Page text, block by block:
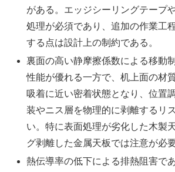
がある。エッジシーリングテープ
処理が必須であり、追加の作業工
する点は設計上の制約である。
裏面の高い静摩擦係数による移動
性能が優れる一方で、机上面の材
吸着に近い密着状態となり、位置
装やニス層を物理的に剥離するリ
い。特に表面処理が劣化した木製
グ剥離した金属天板では注意が必
熱伝導率の低下による排熱阻害で